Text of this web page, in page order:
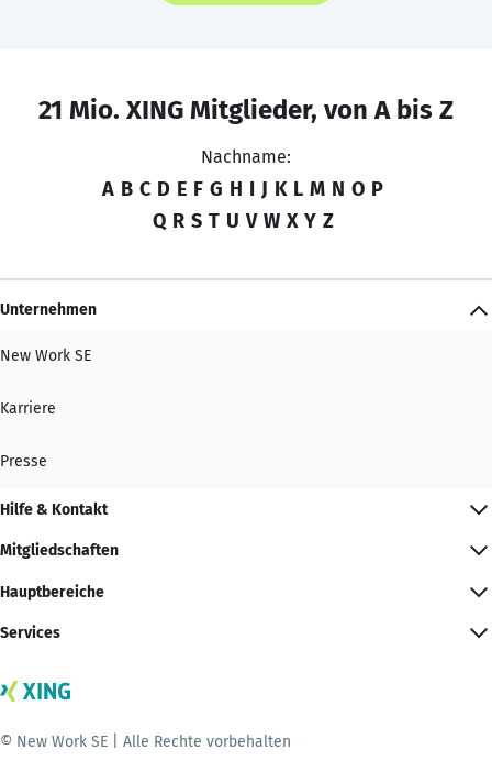
21 Mio. XING Mitglieder, von A bis Z
Nachname:
A B C D E F G H I J K L M N O P
Q R S T U V W X Y Z
Unternehmen
New Work SE
Karriere
Presse
Hilfe & Kontakt
Mitgliedschaften
Hauptbereiche
Services
© New Work SE | Alle Rechte vorbehalten